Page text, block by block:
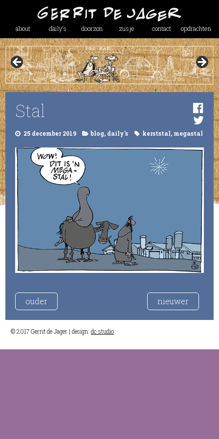
about daily’s doorzon zusje contact opdrachten
Stal
25 december 2019 blog, daily's kerststal, megastal
ouder nieuwer
© 2017 Gerrit de Jager | design: dc studio